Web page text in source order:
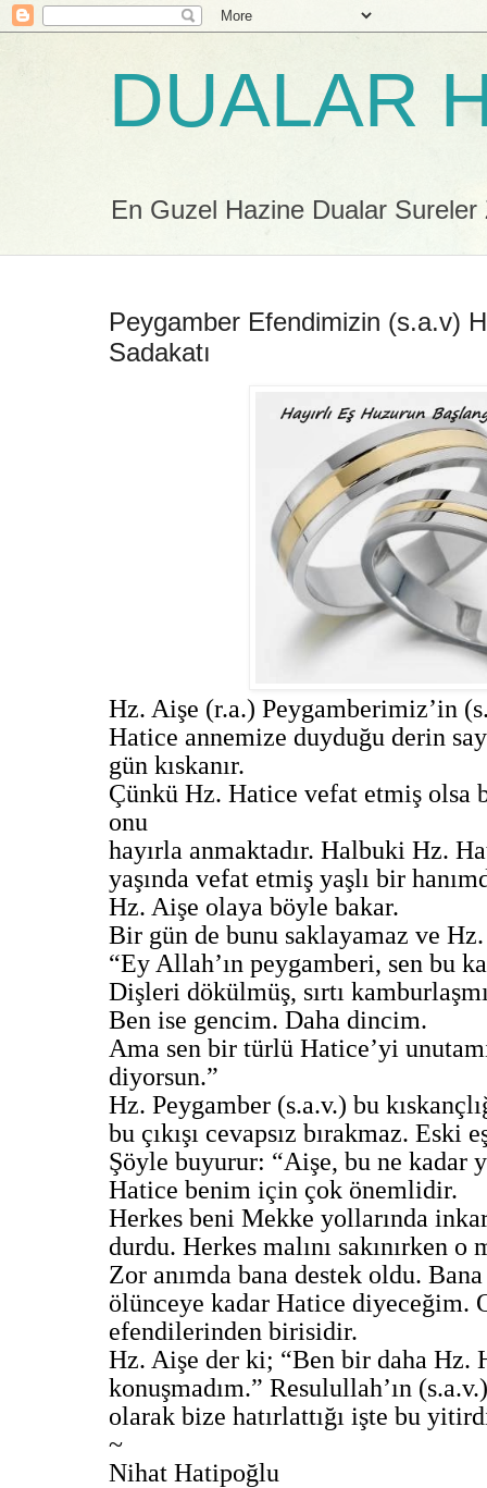
DUALAR
En Guzel Hazine Dualar
Peygamber Efendimizin (s.a.v)
Sadakatı
Hz. Aişe (r.a.) Peygamberimiz’in
Hatice annemize duyduğu derin
gün kıskanır.
Çünkü Hz. Hatice vefat etmiş olsa
onu
hayırla anmaktadır. Halbuki Hz.
yaşında vefat etmiş yaşlı bir
Hz. Aişe olaya böyle bakar.
Bir gün de bunu saklayamaz ve
“Ey Allah’ın peygamberi, sen bu
Dişleri dökülmüş, sırtı
Ben ise gencim. Daha dincim.
Ama sen bir türlü Hatice’yi
diyorsun.”
Hz. Peygamber (s.a.v.) bu
bu çıkışı cevapsız bırakmaz. Eski
Şöyle buyurur: “Aişe, bu ne kadar
Hatice benim için çok önemlidir.
Herkes beni Mekke yollarında
durdu. Herkes malını sakınırken o
Zor anımda bana destek oldu.
ölünceye kadar Hatice diyeceğim.
efendilerinden birisidir.
Hz. Aişe der ki; “Ben bir daha Hz.
konuşmadım.” Resulullah’ın
olarak bize hatırlattığı işte bu
~
Nihat Hatipoğlu